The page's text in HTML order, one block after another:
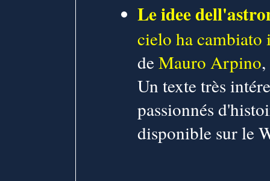
Le idee
cielo ha cambiato
deMauro Arpino
Un texte très
passionnés
disponible sur le